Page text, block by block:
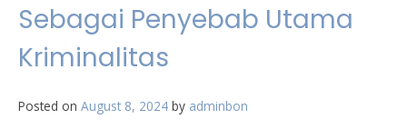
Sebagai Penyebab Utama
Kriminalitas
Posted on August 8, 2024 by adminbon